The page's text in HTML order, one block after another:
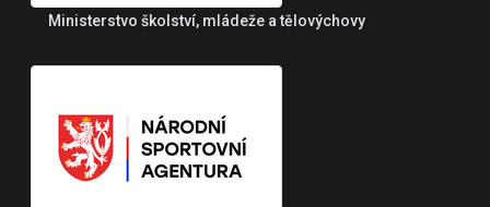
Ministerstvo školství, mládeže a tělovýchovy